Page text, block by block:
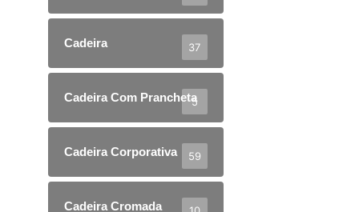
Cadeira 37
Cadeira Com Prancheta
5
Cadeira Corporativa 59
Cadeira Cromada